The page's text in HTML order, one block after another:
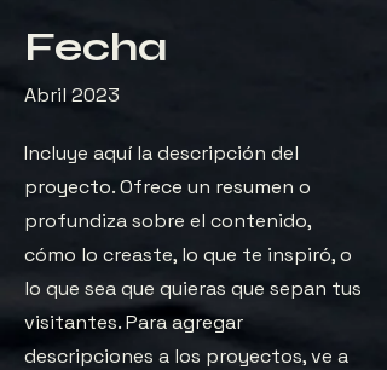
Fecha
Abril 2023
Incluye aquí la descripción del
proyecto. Ofrece un resumen o
profundiza sobre el contenido,
cómo lo creaste, lo que te inspiró, o
lo que sea que quieras que sepan tus
visitantes. Para agregar
descripciones a los proyectos, ve a